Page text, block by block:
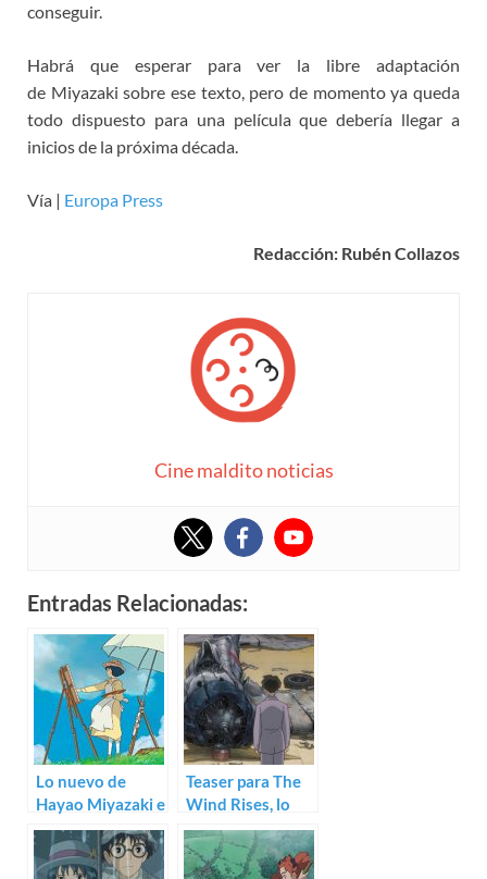
conseguir.
Habrá que esperar para ver la libre adaptación
de Miyazaki sobre ese texto, pero de momento ya queda
todo dispuesto para una película que debería llegar a
inicios de la próxima década.
Vía | Europa Press
Redacción: Rubén Collazos
Cine maldito noticias
Entradas Relacionadas:
Lo nuevo de
Hayao Miyazaki e
Isao Takahata, ya
con pósters
Teaser para The
Wind Rises, lo
nuevo de Hayao
Miyazaki